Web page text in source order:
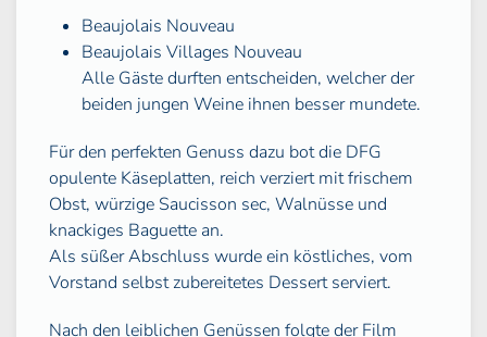
Beaujolais Nouveau
Beaujolais Villages Nouveau
Alle Gäste durften entscheiden, welcher der
beiden jungen Weine ihnen besser mundete.
Für den perfekten Genuss dazu bot die DFG
opulente Käseplatten, reich verziert mit frischem
Obst, würzige Saucisson sec, Walnüsse und
knackiges Baguette an.
Als süßer Abschluss wurde ein köstliches, vom
Vorstand selbst zubereitetes Dessert serviert.
Nach den leiblichen Genüssen folgte der Film